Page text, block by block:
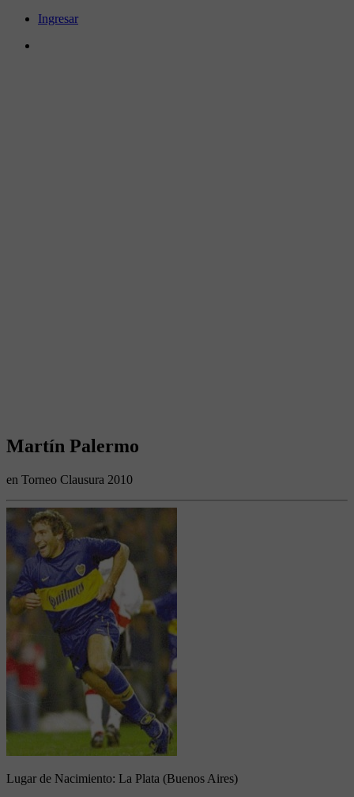
Ingresar
Martín Palermo
en Torneo Clausura 2010
Lugar de Nacimiento: La Plata (Buenos Aires)